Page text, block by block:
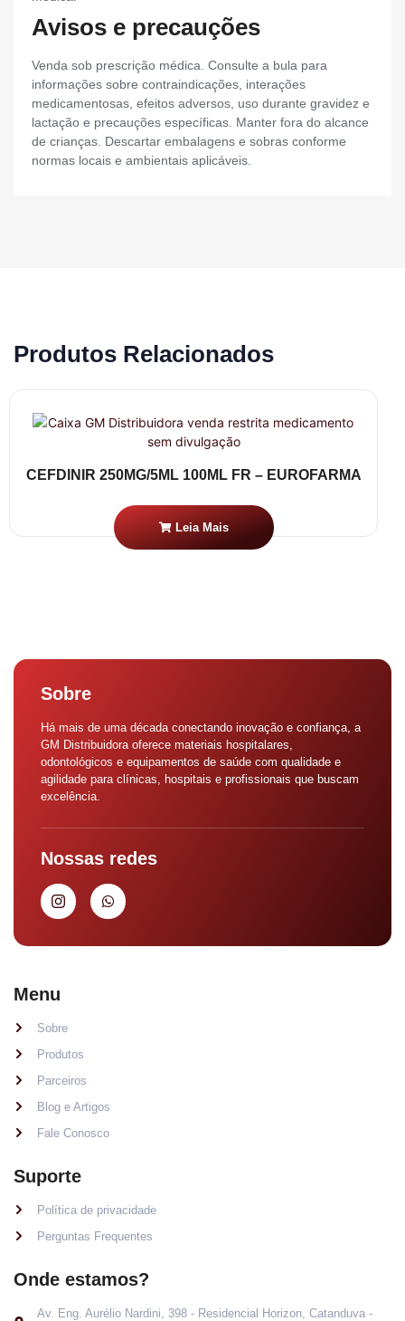
Avisos e precauções
Venda sob prescrição médica. Consulte a bula para
informações sobre contraindicações, interações
medicamentosas, efeitos adversos, uso durante gravidez e
lactação e precauções específicas. Manter fora do alcance
de crianças. Descartar embalagens e sobras conforme
normas locais e ambientais aplicáveis.
Produtos Relacionados
CEFDINIR 250MG/5ML 100ML FR – EUROFARMA
Leia Mais
Sobre
Há mais de uma década conectando inovação e confiança, a
GM Distribuidora oferece materiais hospitalares,
odontológicos e equipamentos de saúde com qualidade e
agilidade para clínicas, hospitais e profissionais que buscam
excelência.
Nossas redes
Menu
Sobre
Produtos
Parceiros
Blog e Artigos
Fale Conosco
Suporte
Política de privacidade
Perguntas Frequentes
Onde estamos?
Av. Eng. Aurélio Nardini, 398 - Residencial Horizon, Catanduva -